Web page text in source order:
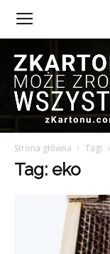
Strona główna Tagi
Tag: eko